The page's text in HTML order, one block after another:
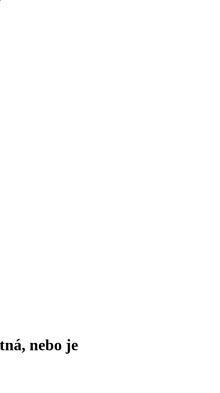
nebo je